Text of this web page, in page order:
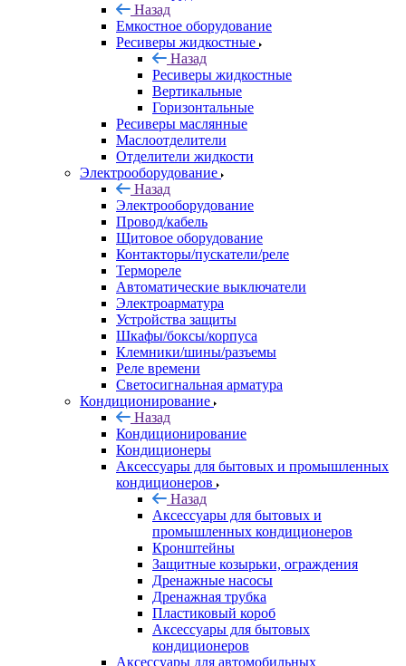
Назад
Емкостное оборудование
Ресиверы жидкостные
Назад
Ресиверы жидкостные
Вертикальные
Горизонтальные
Ресиверы маслянные
Маслоотделители
Отделители жидкости
Электрооборудование
Назад
Электрооборудование
Провод/кабель
Щитовое оборудование
Контакторы/пускатели/реле
Термореле
Автоматические выключатели
Электроарматура
Устройства защиты
Шкафы/боксы/корпуса
Клемники/шины/разъемы
Реле времени
Светосигнальная арматура
Кондиционирование
Назад
Кондиционирование
Кондиционеры
Аксессуары для бытовых и промышленных
кондиционеров
Назад
Аксессуары для бытовых и
промышленных кондиционеров
Кронштейны
Защитные козырьки, ограждения
Дренажные насосы
Дренажная трубка
Пластиковый короб
Аксессуары для бытовых
кондиционеров
Аксессуары для автомобильных